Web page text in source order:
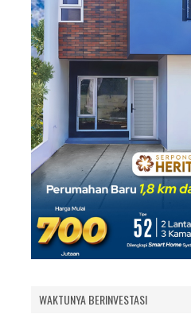
WAKTUNYA BERINVESTASI